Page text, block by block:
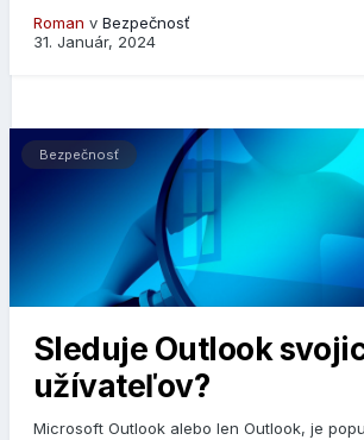
Roman v Bezpečnosť
31. Január, 2024
Bezpečnosť
Sleduje Outlook
užívateľov?
Microsoft Outlook alebo len Outlook, je